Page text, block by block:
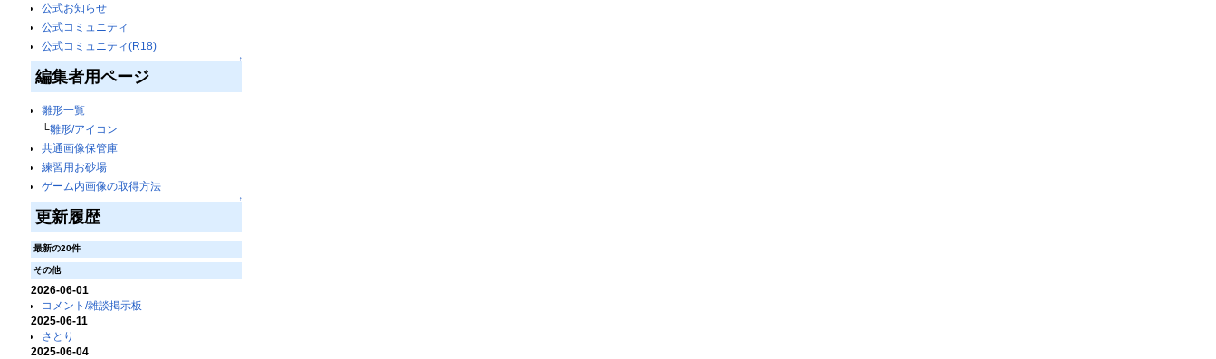
公式お知らせ
公式コミュニティ
公式コミュニティ(R18)
↑
編集者用ページ
雛形一覧
└雛形/アイコン
共通画像保管庫
練習用お砂場
ゲーム内画像の取得方法
↑
更新履歴
最新の20件
その他
2026-06-01
コメント/雑談掲示板
2025-06-11
さとり
2025-06-04